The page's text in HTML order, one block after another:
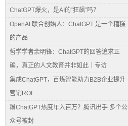
ChatGPT爆火，是AI的“狂飙”吗？
OpenAI 联合创始人：ChatGPT 是一个糟糕
的产品
哲学学者余明锋：ChatGPT的回答追求正
确，真正的人文教育并非如此｜专访
集成ChatGPT，百炼智能助力B2B企业提升
营销ROI
蹭ChatGPT热度年入百万？腾讯出手 多个公
众号被封